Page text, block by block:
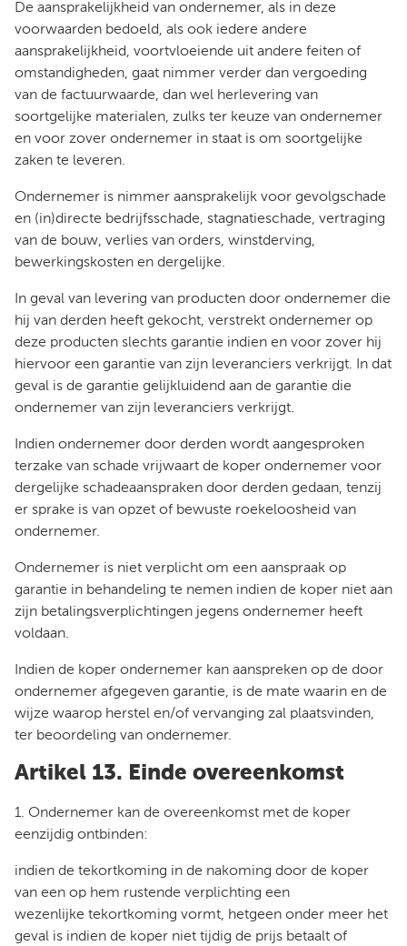
De aansprakelijkheid van ondernemer, als in deze
voorwaarden bedoeld, als ook iedere andere
aansprakelijkheid, voortvloeiende uit andere feiten of
omstandigheden, gaat nimmer verder dan vergoeding
van de factuurwaarde, dan wel herlevering van
soortgelijke materialen, zulks ter keuze van ondernemer
en voor zover ondernemer in staat is om soortgelijke
zaken te leveren.
Ondernemer is nimmer aansprakelijk voor gevolgschade
en (in)directe bedrijfsschade, stagnatieschade, vertraging
van de bouw, verlies van orders, winstderving,
bewerkingskosten en dergelijke.
In geval van levering van producten door ondernemer die
hij van derden heeft gekocht, verstrekt ondernemer op
deze producten slechts garantie indien en voor zover hij
hiervoor een garantie van zijn leveranciers verkrijgt. In dat
geval is de garantie gelijkluidend aan de garantie die
ondernemer van zijn leveranciers verkrijgt.
Indien ondernemer door derden wordt aangesproken
terzake van schade vrijwaart de koper ondernemer voor
dergelijke schadeaanspraken door derden gedaan, tenzij
er sprake is van opzet of bewuste roekeloosheid van
ondernemer.
Ondernemer is niet verplicht om een aanspraak op
garantie in behandeling te nemen indien de koper niet aan
zijn betalingsverplichtingen jegens ondernemer heeft
voldaan.
Indien de koper ondernemer kan aanspreken op de door
ondernemer afgegeven garantie, is de mate waarin en de
wijze waarop herstel en/of vervanging zal plaatsvinden,
ter beoordeling van ondernemer.
Artikel 13. Einde overeenkomst
1. Ondernemer kan de overeenkomst met de koper
eenzijdig ontbinden:
indien de tekortkoming in de nakoming door de koper
van een op hem rustende verplichting een
wezenlijke tekortkoming vormt, hetgeen onder meer het
geval is indien de koper niet tijdig de prijs betaalt of